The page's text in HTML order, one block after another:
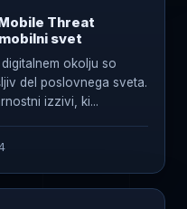
Threat
svet
okolju so
del poslovnega sveta.
izzivi, ki...